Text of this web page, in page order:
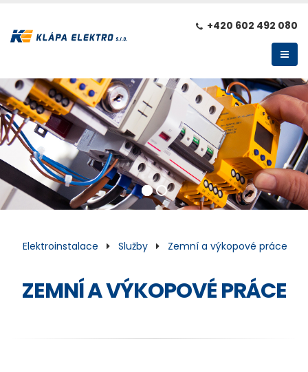
+420 602 492 080
Elektroinstalace Služby Zemní a výkopové práce
ZEMNÍ A VÝKOPOVÉ PRÁCE